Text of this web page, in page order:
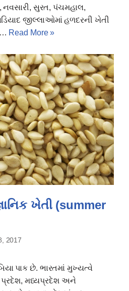
સુરત, પંચમહાલ,
જીલ્લાઓમાં હળદરની ખેતી
Read More »
ખેતી (summer
2017
પાક છે. ભારતમાં મુખ્યત્વે
પ્રદેશ, મધ્યપ્રદેશ અને